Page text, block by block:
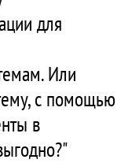
для
Или
с помощью
в